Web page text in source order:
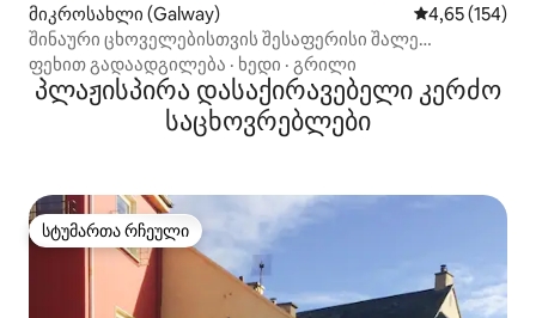
მიკროსახლი (Galway) საშუალო
4,65 (154)
შინაური ცხოველებისთვის შესაფერისი შალე
პლაჟთან, ტყეში, მაღაზიასთან, პაბთან, ავტობუსთან
ფეხით გადაადგილება · ხედი · გრილი
პლაჟისპირა დასაქირავებელი კერძო
საცხოვრებლები
სტუმართა რჩეული
სტუმართა რჩეული